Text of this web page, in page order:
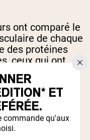
ont comparé le
de chaque
des protéines
ceux qui ont
trois heures ont
construction
ET
commande qu'aux